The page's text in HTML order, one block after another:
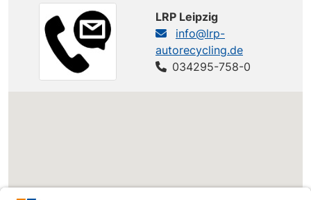
CITROEN Jumpy
CITROEN Jumpy Jumpy
CITROEN Spacetourer 150 PS
100
LRP Leipzig
info@lrp-
autorecycling.de
034295-758-0